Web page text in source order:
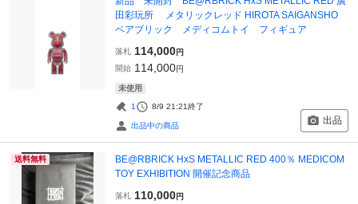
田彩玩所 メタリックレッド HIROTA SAIGANSHO
ベアブリック メディコムトイ フィギュア
落札 114,000円
開始 114,000円
未使用
1 8/9 21:21終了
出品中の商品 出品
送料無料
BE@RBRICK HxS METALLIC RED 400％ MEDICOM
TOY EXHIBITION 開催記念商品
落札 110,000円